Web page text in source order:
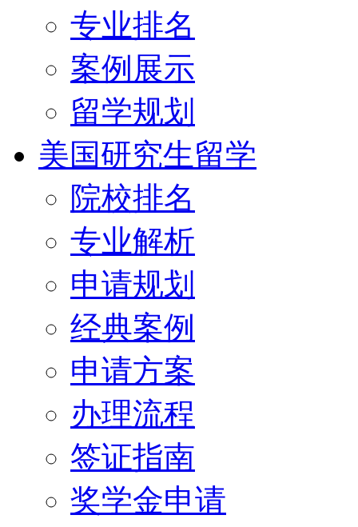
专业排名
案例展示
留学规划
美国研究生留学
院校排名
专业解析
申请规划
经典案例
申请方案
办理流程
签证指南
奖学金申请